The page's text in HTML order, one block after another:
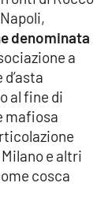
denominata
a
al fine di
mafiosa
e altri
cosca